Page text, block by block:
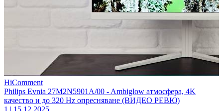
HiComment
Philips Evnia 27M2N5901A/00 - Ambiglow атмосфера, 4K
качество и до 320 Hz опресняване (ВИДЕО РЕВЮ)